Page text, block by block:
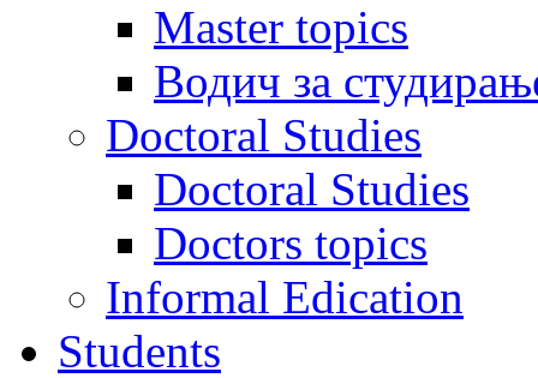
Master topics
Водич за
Doctoral Studies
Doctoral Studies
Doctors topics
Informal Edication
Students